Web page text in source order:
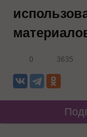
0 3635